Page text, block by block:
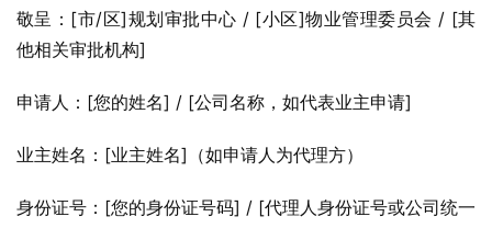
敬呈：[市/区]规划审批中心 / [小区]物业管理委员会 / [其
他相关审批机构]
申请人：[您的姓名] / [公司名称，如代表业主申请]
业主姓名：[业主姓名]（如申请人为代理方）
身份证号：[您的身份证号码] / [代理人身份证号或公司统一